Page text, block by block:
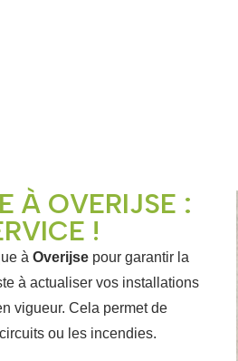
À OVERIJSE :
!
à Overijse pour garantir la
à actualiser vos installations
vigueur. Cela permet de
ou les incendies.